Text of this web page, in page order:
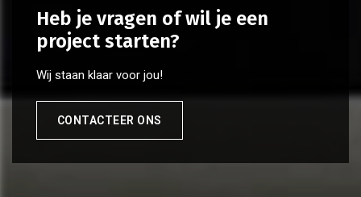
Heb je vragen of wil je een
project starten?
Wij staan klaar voor jou!
CONTACTEER ONS